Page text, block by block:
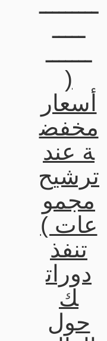
ـــــــــ
ـــــ
ـــــــ
(
أسعار
مخفض
ة عند
ترشيح
مجمو
عات )
تنفذ
دورات
ك
حول